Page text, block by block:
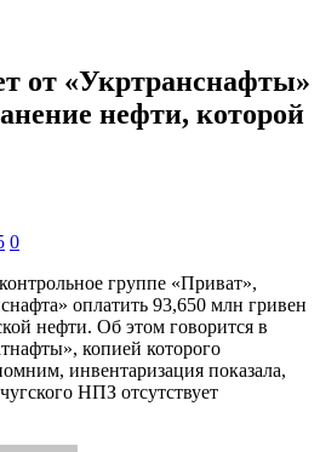
от «Укртранснафты»
нефти, которой
0
группе «Приват»,
оплатить 93,650 млн гривен
нефти. Об этом говорится в
копией которого
инвентаризация показала,
НПЗ отсутствует